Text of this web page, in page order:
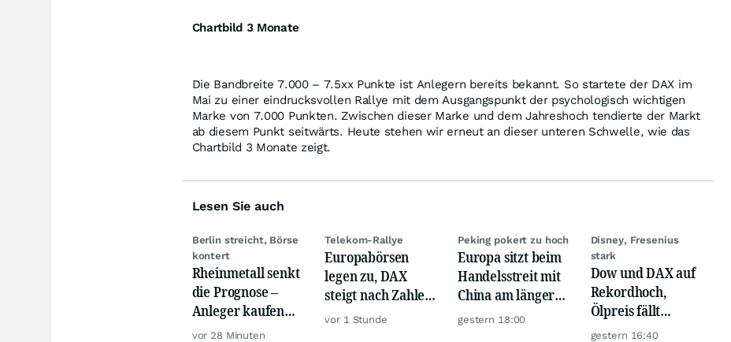
Chartbild 3 Monate
Die Bandbreite 7.000 – 7.5xx Punkte ist Anlegern bereits bekannt. So startete der DAX im
Mai zu einer eindrucksvollen Rallye mit dem Ausgangspunkt der psychologisch wichtigen
Marke von 7.000 Punkten. Zwischen dieser Marke und dem Jahreshoch tendierte der Markt
ab diesem Punkt seitwärts. Heute stehen wir erneut an dieser unteren Schwelle, wie das
Chartbild 3 Monate zeigt.
Lesen Sie auch
Berlin streicht, Börse
kontert
Rheinmetall senkt
die Prognose –
Anleger kaufen
den Schock weg
vor 28 Minuten
Telekom-Rallye
Europabörsen
legen zu, DAX
steigt nach Zahlen
von Rheinmetall,
vor 1 Stunde
Peking pokert zu hoch
Europa sitzt beim
Handelsstreit mit
China am längeren
Hebel
gestern 18:00
Disney, Fresenius
stark
Dow und DAX auf
Rekordhoch,
Ölpreis fällt
weiter, Gold legt
gestern 16:40